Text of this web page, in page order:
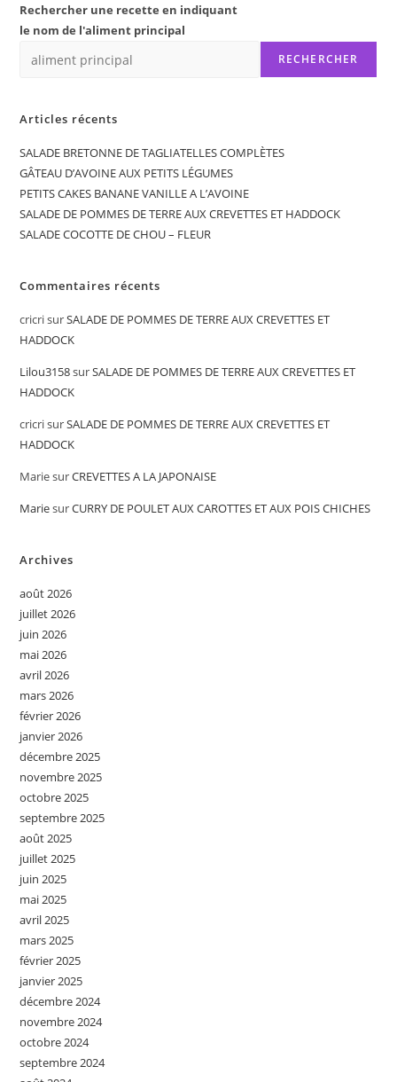
Rechercher une recette en indiquant
le nom de l'aliment principal
RECHERCHER
Articles récents
SALADE BRETONNE DE TAGLIATELLES COMPLÈTES
GÂTEAU D’AVOINE AUX PETITS LÉGUMES
PETITS CAKES BANANE VANILLE A L’AVOINE
SALADE DE POMMES DE TERRE AUX CREVETTES ET HADDOCK
SALADE COCOTTE DE CHOU – FLEUR
Commentaires récents
cricrisurSALADE DE POMMES DE TERRE AUX CREVETTES ET
HADDOCK
Lilou3158surSALADE DE POMMES DE TERRE AUX CREVETTES ET
HADDOCK
cricrisurSALADE DE POMMES DE TERRE AUX CREVETTES ET
HADDOCK
MariesurCREVETTES A LA JAPONAISE
MariesurCURRY DE POULET AUX CAROTTES ET AUX POIS CHICHES
Archives
août 2026
juillet 2026
juin 2026
mai 2026
avril 2026
mars 2026
février 2026
janvier 2026
décembre 2025
novembre 2025
octobre 2025
septembre 2025
août 2025
juillet 2025
juin 2025
mai 2025
avril 2025
mars 2025
février 2025
janvier 2025
décembre 2024
novembre 2024
octobre 2024
septembre 2024